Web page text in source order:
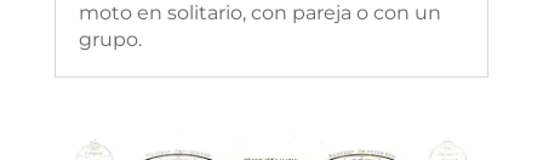
moto en solitario, con pareja o con un
grupo.